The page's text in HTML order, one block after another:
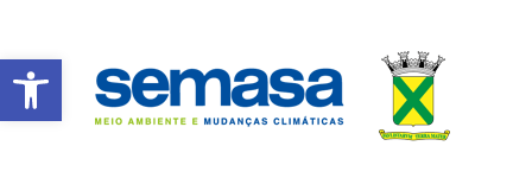
Abrir a barra de ferramentas